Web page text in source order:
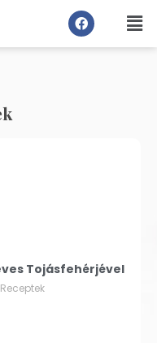
Tojásfehérjével
Receptek